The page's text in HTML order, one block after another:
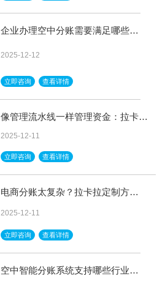
企业办理空中分账需要满足哪些条
2025-12-12
立即咨询 查看详情
像管理流水线一样管理资金：拉卡拉
2025-12-11
立即咨询 查看详情
电商分账太复杂？拉卡拉定制方
2025-12-11
立即咨询 查看详情
空中智能分账系统支持哪些行业和